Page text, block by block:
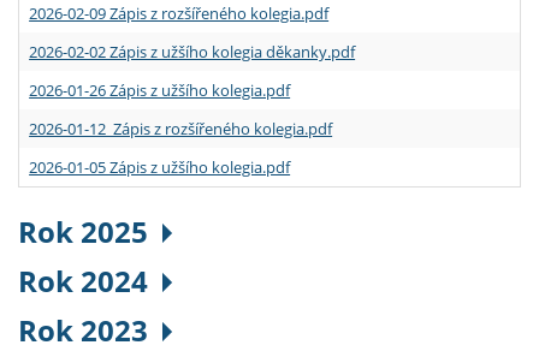
2026-02-09 Zápis z rozšířeného kolegia.pdf
2026-02-02 Zápis z užšího kolegia děkanky.pdf
2026-01-26 Zápis z užšího kolegia.pdf
2026-01-12 Zápis z rozšířeného kolegia.pdf
2026-01-05 Zápis z užšího kolegia.pdf
Rok 2025
Rok 2024
Rok 2023